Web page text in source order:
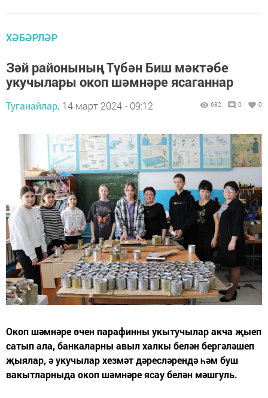
ХӘБӘРЛӘР
Зәй районының Түбән Биш мәктәбе
укучылары окоп шәмнәре ясаганнар
Туганайлар, 14 март 2024 - 09:12 632 0 0
Окоп шәмнәре өчен парафинны укытучылар акча җыеп
сатып ала, банкаларны авыл халкы белән бергәләшеп
җыялар, ә укучылар хезмәт дәресләрендә һәм буш
вакытларныда окоп шәмнәре ясау белән мәшгуль.